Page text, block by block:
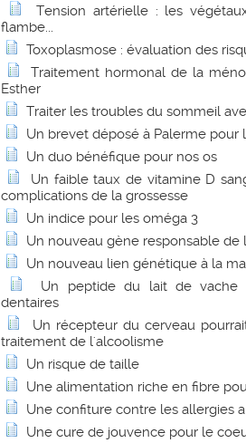
Tension artérielle : les
flambe...
Toxoplasmose : évaluation des
Traitement hormonal de la
Esther
Traiter les troubles du sommeil
Un brevet déposé à Palerme pour
Un duo bénéfique pour nos os
Un faible taux de vitamine D
complications de la grossesse
Un indice pour les oméga 3
Un nouveau gène responsable de
Un nouveau lien génétique à la
Un peptide du lait de vache
dentaires
Un récepteur du cerveau
traitement de l'alcoolisme
Un risque de taille
Une alimentation riche en fibre
Une confiture contre les allergies
Une cure de jouvence pour le